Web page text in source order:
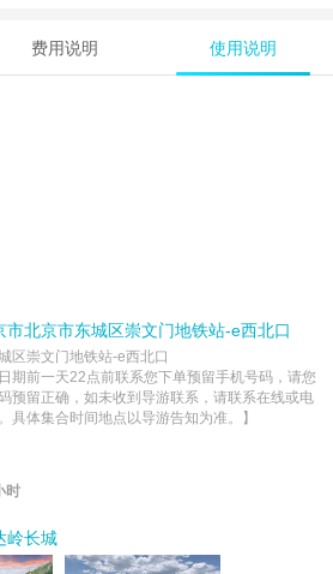
费用说明 使用说明
市北京市东城区崇文门地铁站-e西北口
区崇文门地铁站-e西北口
期前一天22点前联系您下单预留手机号码，请您
预留正确，如未收到导游联系，请联系在线或电
具体集合时间地点以导游告知为准。】
时
岭长城